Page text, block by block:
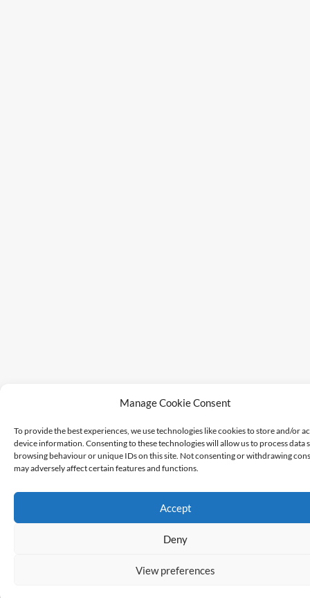
Manage Cookie Consent
To provide the best experiences, we use technologies like cookies to store and/or
device information. Consenting to these technologies will allow us to process data
browsing behaviour or unique IDs on this site. Not consenting or withdrawing
may adversely affect certain features and functions.
Accept
Deny
View preferences